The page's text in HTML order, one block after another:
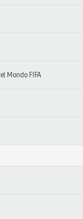
Mondo FIFA